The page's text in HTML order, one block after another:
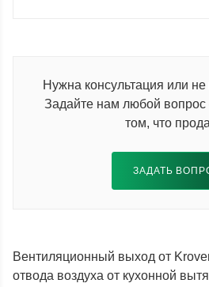
Нужна консультация или
Задайте нам любой
том, что
ЗАДАТЬ
Вентиляционный выход от
отвода воздуха от кухонной